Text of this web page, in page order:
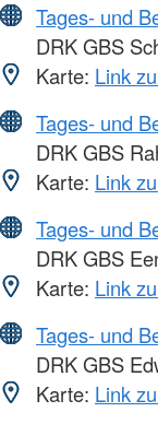
Tages- und
DRK GBS
Karte: Link
Tages- und
DRK GBS
Karte: Link
Tages- und
DRK GBS
Karte: Link
Tages- und
DRK GBS
Karte: Link